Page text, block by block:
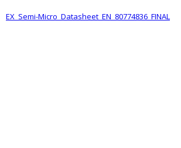
EX_Semi-Micro_Datasheet_EN_80774836_FINAL